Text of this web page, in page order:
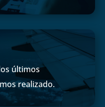
últimos
realizado.